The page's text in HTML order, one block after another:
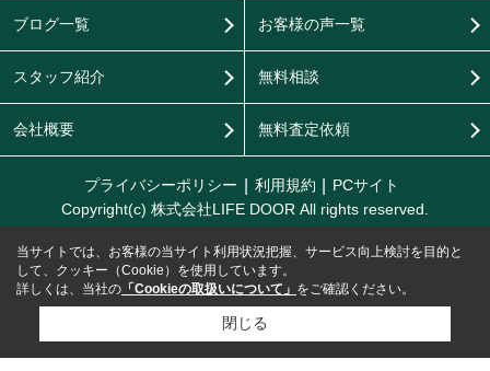
ブログ一覧
スタッフ紹介
会社概要
お客様の声一覧
無料相談
無料査定依頼
プライバシーポリシー 利用規約
PCサイト
Copyright(c) 株式会社LIFE DOOR All rights reserved.
当サイトでは、お客様の当サイト利用状況把握、サービス向上検討を目的と
して、クッキー（Cookie）を使用しています。
詳しくは、当社の 「Cookieの取扱いについて」 をご確認ください。
閉じる